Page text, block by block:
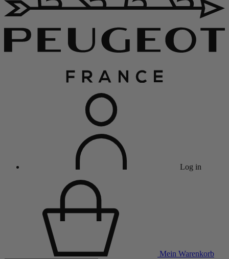
Log in
Mein Warenkorb